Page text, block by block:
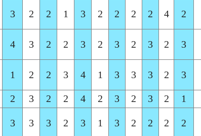
3 2 2 1 3 2 2 2 2 4 2
4 3 2 2 3 2 3 2 3 2 3
1 2 2 3 4 1 3 3 3 2 3
2 3 2 2 4 2 3 2 3 2 1
3 3 3 2 3 1 3 2 2 2 2